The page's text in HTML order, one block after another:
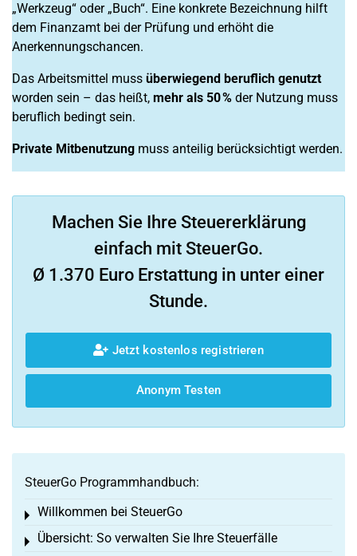
„Werkzeug“ oder „Buch“. Eine konkrete Bezeichnung hilft
dem Finanzamt bei der Prüfung und erhöht die
Anerkennungschancen.
Das Arbeitsmittel muss überwiegend beruflich genutzt
worden sein – das heißt, mehr als 50 % der Nutzung muss
beruflich bedingt sein.
Private Mitbenutzung muss anteilig berücksichtigt werden.
Machen Sie Ihre Steuererklärung
einfach mit SteuerGo.
Ø 1.370 Euro Erstattung in unter einer
Stunde.
Jetzt kostenlos registrieren
Anonym Testen
SteuerGo Programmhandbuch:
Willkommen bei SteuerGo
Toggle menu
Übersicht: So verwalten Sie Ihre Steuerfälle
Toggle menu